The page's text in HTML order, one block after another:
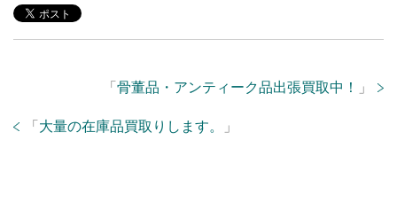
「 骨董品・アンティーク品出張買取中！ 」
「 大量の在庫品買取りします。 」